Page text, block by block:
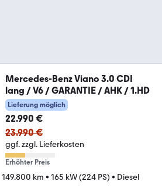
Mercedes-Benz Viano 3.0 CDI
lang / V6 / GARANTIE / AHK / 1.HD
Lieferung möglich
22.990 €
23.990 €
ggf. zzgl. Lieferkosten
Erhöhter Preis
149.800 km • 165 kW (224 PS) • Diesel